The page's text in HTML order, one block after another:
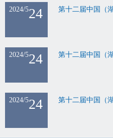
24
2024/5 第十二届中国（
24
2024/5 第十二届中国（
24
2024/5 第十二届中国（